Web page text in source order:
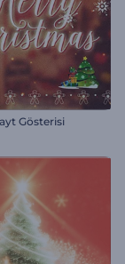
Gösterisi